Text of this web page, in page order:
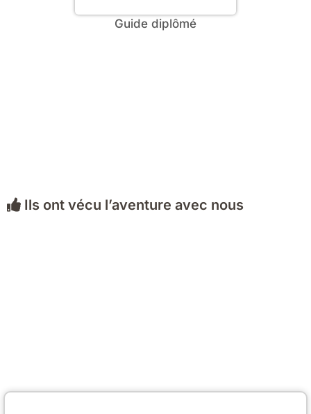
Guide diplômé
Ils ont vécu l’aventure avec nous